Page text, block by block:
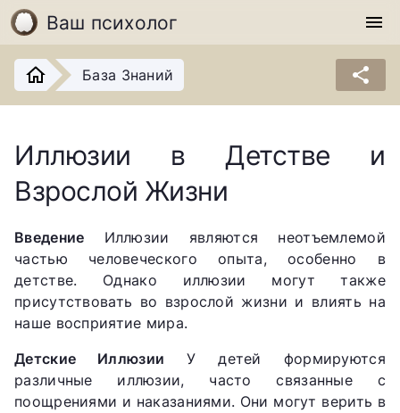
Ваш психолог menu
База Знаний share
Иллюзии в Детстве и
Взрослой Жизни
Введение Иллюзии являются неотъемлемой
частью человеческого опыта, особенно в
детстве. Однако иллюзии могут также
присутствовать во взрослой жизни и влиять на
наше восприятие мира.
Детские Иллюзии У детей формируются
различные иллюзии, часто связанные с
поощрениями и наказаниями. Они могут верить в